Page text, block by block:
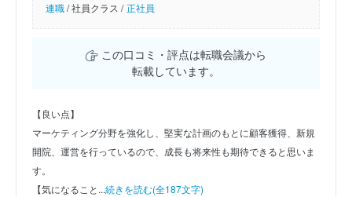
連職/社員クラス / 正社員
この口コミ・評点は転職会議から
転載しています。
【良い点】
マーケティング分野を強化し、堅実な計画のもとに顧客獲得、新規
開院、運営を行っているので、成長も将来性も期待できると思いま
す。
【気になること...続きを読む(全187文字)